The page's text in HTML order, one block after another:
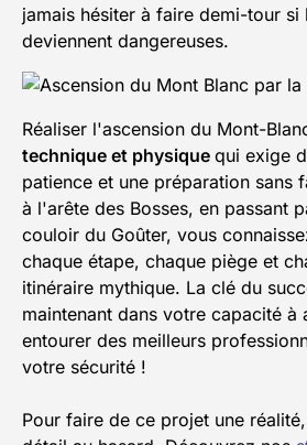
jamais hésiter à faire demi-tour si
deviennent dangereuses.
Réaliser l'ascension du Mont-
technique et physique qui exige
patience et une préparation sans
à l'arête des Bosses, en passant
couloir du Goûter, vous
chaque étape, chaque piège et
itinéraire mythique. La clé du
maintenant dans votre capacité à
entourer des meilleurs
votre sécurité !
Pour faire de ce projet une